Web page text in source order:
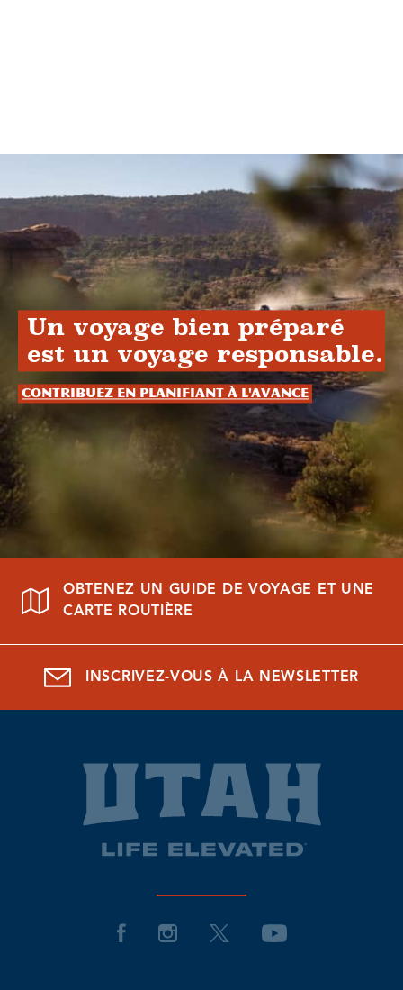
Un voyage bien préparé
est un voyage responsable.
Contribuez en planifiant à l'avance
OBTENEZ UN GUIDE DE VOYAGE ET UNE
CARTE ROUTIÈRE
INSCRIVEZ-VOUS À LA NEWSLETTER